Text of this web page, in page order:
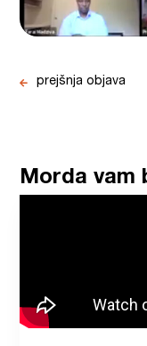
prejšnja objava
Morda vam